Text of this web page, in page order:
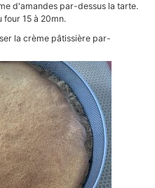
d'amandes par-dessus la tarte.
four 15 à 20mn.
la crème pâtissière par-